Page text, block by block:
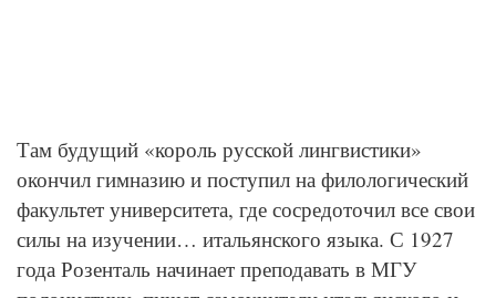
Там будущий «король русской лингвистики»
окончил гимназию и поступил на филологический
факультет университета, где сосредоточил все свои
силы на изучении… итальянского языка. С 1927
года Розенталь начинает преподавать в МГУ